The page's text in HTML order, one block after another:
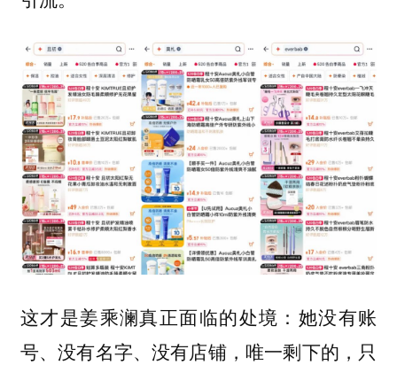
这才是姜乘澜真正面临的处境：她没有账
号、没有名字、没有店铺，唯一剩下的，只